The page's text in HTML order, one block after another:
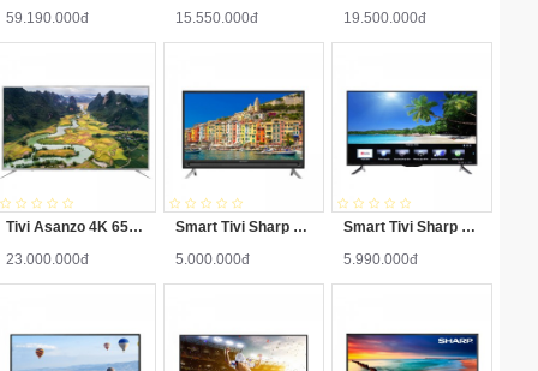
59.190.000đ
15.550.000đ
19.500.000đ
Tivi Asanzo 4K 65 Inch 65AU9000
23.000.000đ
Smart Tivi Sharp LC-32SA4500X 32 inch
5.000.000đ
Smart Tivi Sharp LC-40SA5500X 40 inch
5.990.000đ